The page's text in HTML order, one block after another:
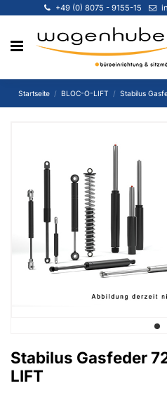
+49 (0) 8075 - 9155-15
Startseite BLOC-O-LIFT Stabilus
Stabilus Gasfeder
LIFT